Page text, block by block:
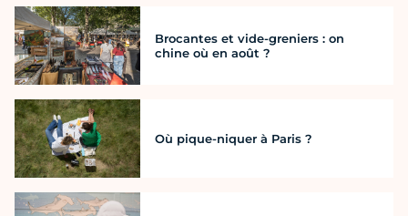
Brocantes et vide-greniers : on
chine où en août ?
Où pique-niquer à Paris ?